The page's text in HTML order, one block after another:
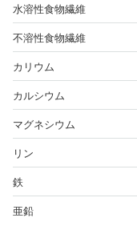
水溶性食物繊維
不溶性食物繊維
カリウム
カルシウム
マグネシウム
リン
鉄
亜鉛